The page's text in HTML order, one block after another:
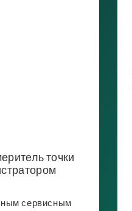
точки
сервисным